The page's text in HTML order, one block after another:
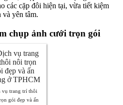
các cặp đôi hiện tại, vừa tiết kiệm
yên tâm.
chụp ảnh cưới trọn gói
vụ trang trí thôi
gói đẹp và ấn